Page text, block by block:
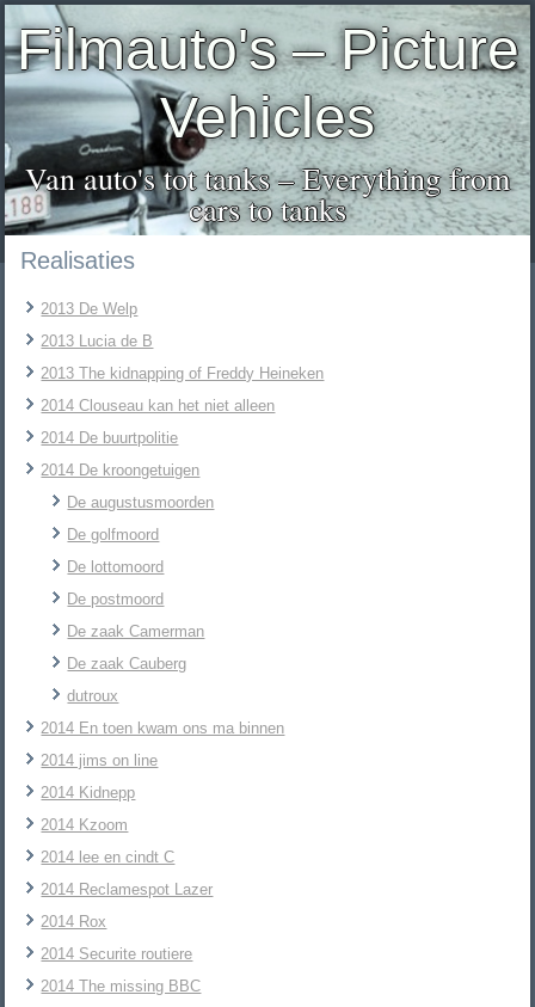
Filmauto's – Picture
Vehicles
Van auto's tot tanks – Everything from
cars to tanks
Realisaties
2013 De Welp
2013 Lucia de B
2013 The kidnapping of Freddy Heineken
2014 Clouseau kan het niet alleen
2014 De buurtpolitie
2014 De kroongetuigen
De augustusmoorden
De golfmoord
De lottomoord
De postmoord
De zaak Camerman
De zaak Cauberg
dutroux
2014 En toen kwam ons ma binnen
2014 jims on line
2014 Kidnepp
2014 Kzoom
2014 lee en cindt C
2014 Reclamespot Lazer
2014 Rox
2014 Securite routiere
2014 The missing BBC